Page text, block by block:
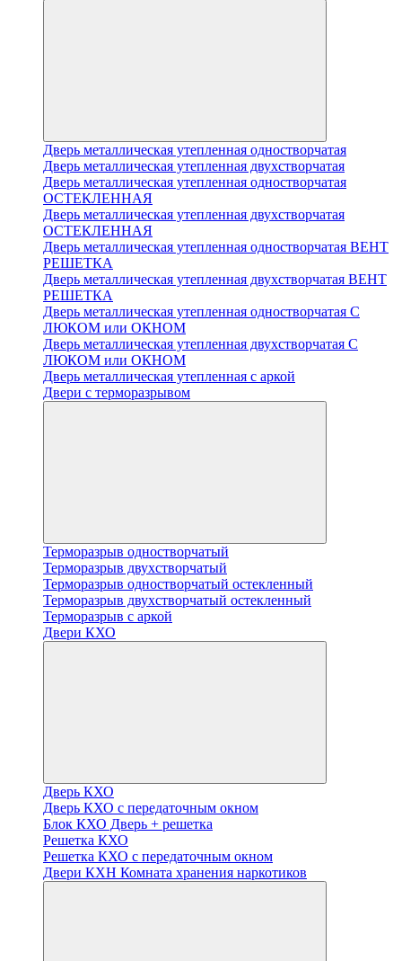
Дверь металлическая утепленная одностворчатая
Дверь металлическая утепленная двухстворчатая
Дверь металлическая утепленная одностворчатая
ОСТЕКЛЕННАЯ
Дверь металлическая утепленная двухстворчатая
ОСТЕКЛЕННАЯ
Дверь металлическая утепленная одностворчатая ВЕНТ
РЕШЕТКА
Дверь металлическая утепленная двухстворчатая ВЕНТ
РЕШЕТКА
Дверь металлическая утепленная одностворчатая С
ЛЮКОМ или ОКНОМ
Дверь металлическая утепленная двухстворчатая С
ЛЮКОМ или ОКНОМ
Дверь металлическая утепленная с аркой
Двери с терморазрывом
Терморазрыв одностворчатый
Терморазрыв двухстворчатый
Терморазрыв одностворчатый остекленный
Терморазрыв двухстворчатый остекленный
Терморазрыв с аркой
Двери КХО
Дверь КХО
Дверь КХО с передаточным окном
Блок КХО Дверь + решетка
Решетка КХО
Решетка КХО с передаточным окном
Двери КХН Комната хранения наркотиков